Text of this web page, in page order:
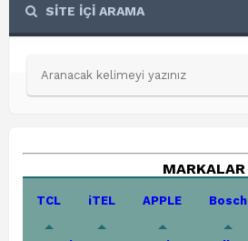
SİTE İÇİ ARAMA
MARKALAR
TCL iTEL APPLE Bosch